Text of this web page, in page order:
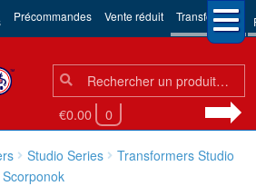
Précommandes Vente réduit Transformers
Chercher:
Chercher
€0.00 0
Studio Series
Transformers Studio